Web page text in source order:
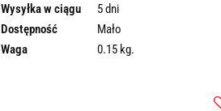
Wysyłka w ciągu
5 dni
Dostępność
Mało
Waga
0.15 kg.